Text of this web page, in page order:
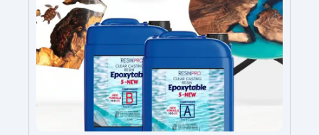
Shield” i nietoksyczny silikon dla doskonałego
uszczelnienia
Profesjonalny zestaw polerski:
Dyski Mirka i pasta EpoxyPolish dla
perfekcyjnego wykończenia
Dostępne różne
wersje dla różnych rozmiarów stołów: Beginner
(0,3 m²), Pro (0,6 m²), XXL (1,3 m²), w
zależności od Twoich potrzeb